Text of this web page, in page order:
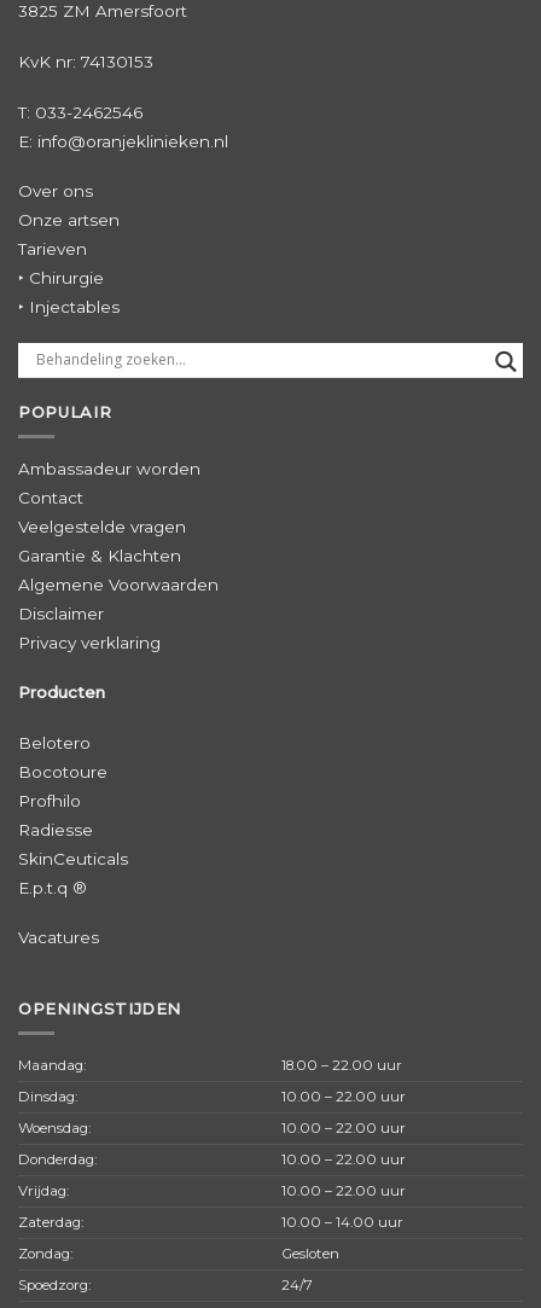
3825 ZM Amersfoort
KvK nr: 74130153
T: 033-2462546
E: info@oranjeklinieken.nl
Over ons
Onze artsen
Tarieven
‣ Chirurgie
‣ Injectables
POPULAIR
Ambassadeur worden
Contact
Veelgestelde vragen
Garantie & Klachten
Algemene Voorwaarden
Disclaimer
Privacy verklaring
Producten
Belotero
Bocotoure
Profhilo
Radiesse
SkinCeuticals
E.p.t.q ®
Vacatures
OPENINGSTIJDEN
Maandag:
18.00 – 22.00 uur
Dinsdag:
10.00 – 22.00 uur
Woensdag:
10.00 – 22.00 uur
Donderdag:
10.00 – 22.00 uur
Vrijdag:
10.00 – 22.00 uur
Zaterdag:
10.00 – 14.00 uur
Zondag:
Gesloten
Spoedzorg:
24/7